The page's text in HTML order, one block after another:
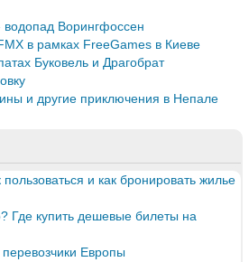
Ворингфоссен
в рамках FreeGames в Киеве
Буковель и Драгобрат
и другие приключения в Непале
и как бронировать жилье
Где купить дешевые билеты на
Европы